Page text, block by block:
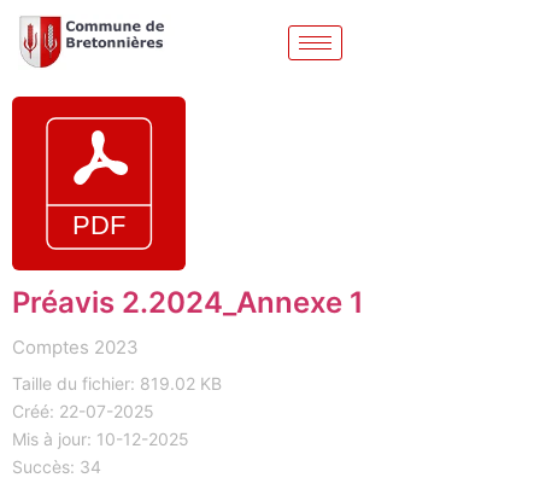
Préavis 2.2024_Annexe 1
Comptes 2023
Taille du fichier: 819.02 KB
Créé: 22-07-2025
Mis à jour: 10-12-2025
Succès: 34